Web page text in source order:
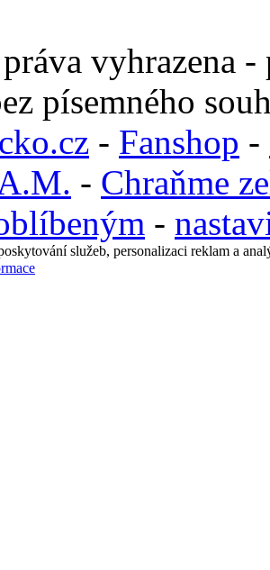
vyhrazena
písemného
- Fanshop -
- Chraňme
-
služeb, personalizaci reklam a